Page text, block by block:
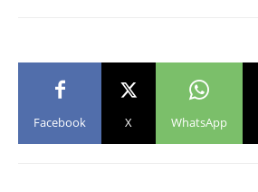
Facebook X WhatsApp